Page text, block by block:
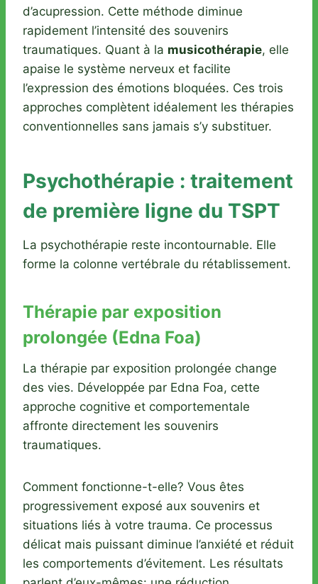
d’acupression. Cette méthode diminue
rapidement l’intensité des souvenirs
traumatiques. Quant à la musicothérapie, elle
apaise le système nerveux et facilite
l’expression des émotions bloquées. Ces trois
approches complètent idéalement les thérapies
conventionnelles sans jamais s’y substituer.
Psychothérapie : traitement
de première ligne du TSPT
La psychothérapie reste incontournable. Elle
forme la colonne vertébrale du rétablissement.
Thérapie par exposition
prolongée (Edna Foa)
La thérapie par exposition prolongée change
des vies. Développée par Edna Foa, cette
approche cognitive et comportementale
affronte directement les souvenirs
traumatiques.
Comment fonctionne-t-elle? Vous êtes
progressivement exposé aux souvenirs et
situations liés à votre trauma. Ce processus
délicat mais puissant diminue l’anxiété et réduit
les comportements d’évitement. Les résultats